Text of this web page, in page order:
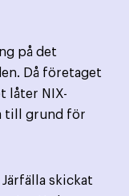
på det
Då företaget
låter NIX-
till grund för
skickat